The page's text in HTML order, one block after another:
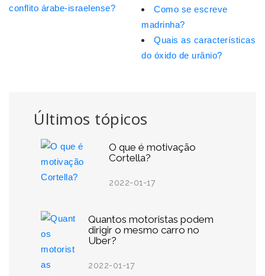
Últimos tópicos
O que é motivação
Cortella?
2022-01-17
Quantos motoristas podem
dirigir o mesmo carro no
Uber?
2022-01-17
conflito árabe-israelense?
Como se escreve
madrinha?
Quais as características
do óxido de urânio?